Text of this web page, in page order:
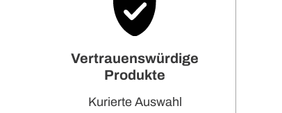
Vertrauenswürdige
Produkte
Kurierte Auswahl